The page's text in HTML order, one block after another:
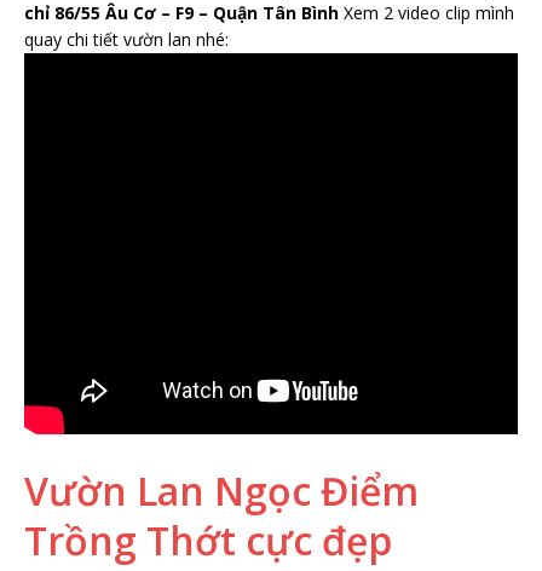
chỉ 86/55 Âu Cơ – F9 – Quận Tân Bình Xem 2 video clip mình
quay chi tiết vườn lan nhé:
Vườn Lan Ngọc Điểm
Trồng Thớt cực đẹp